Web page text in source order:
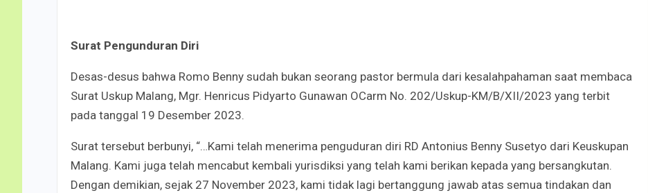
Surat Pengunduran Diri
Desas-desus bahwa Romo Benny sudah bukan seorang pastor bermula dari kesalahpahaman saat membaca
Surat Uskup Malang, Mgr. Henricus Pidyarto Gunawan OCarm No. 202/Uskup-KM/B/XII/2023 yang terbit
pada tanggal 19 Desember 2023.
Surat tersebut berbunyi, “…Kami telah menerima penguduran diri RD Antonius Benny Susetyo dari Keuskupan
Malang. Kami juga telah mencabut kembali yurisdiksi yang telah kami berikan kepada yang bersangkutan.
Dengan demikian, sejak 27 November 2023, kami tidak lagi bertanggung jawab atas semua tindakan dan
Acutis, Menjadi Kudus di
Oct 16, 2020
Novena Tiga Salam Maria